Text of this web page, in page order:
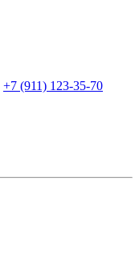
+7 (911) 123-35-70